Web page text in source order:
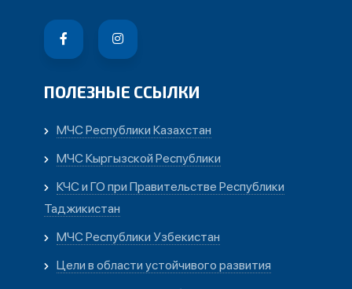
ПОЛЕЗНЫЕ ССЫЛКИ
МЧС Республики Казахстан
МЧС Кыргызской Республики
КЧС и ГО при Правительстве Республики
Таджикистан
МЧС Республики Узбекистан
Цели в области устойчивого развития